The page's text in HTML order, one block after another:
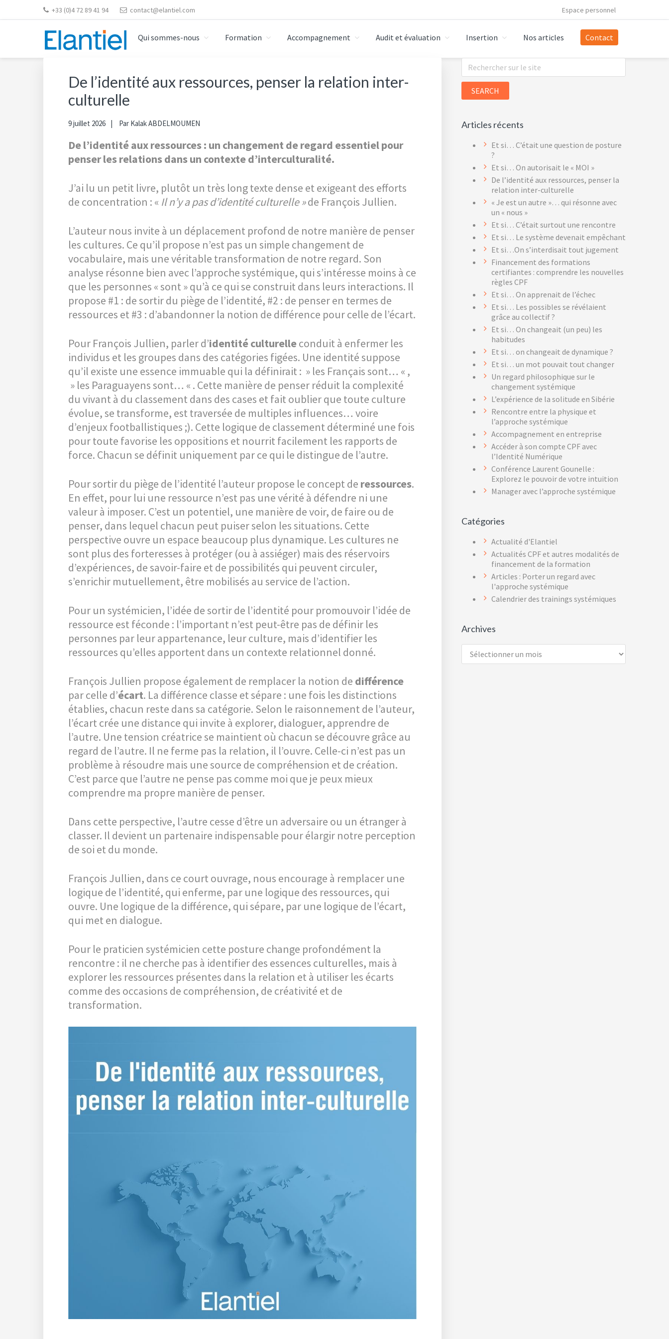
to
navigation
to
to
to
+33 (0)4 72 89 41 94 contact@elantiel.com Espace personnel
Qui sommes-nous Formation Accompagnement Audit et évaluation Insertion Nos articles Contact
De l’identité aux ressources, penser la relation inter-
culturelle
9 juillet 2026 Par Kalak ABDELMOUMEN
De l’identité aux ressources : un changement de regard essentiel pour
penser les relations dans un contexte d’interculturalité.
J’ai lu un petit livre, plutôt un très long texte dense et exigeant des efforts
de concentration : « Il n’y a pas d’identité culturelle »de François Jullien.
L’auteur nous invite à un déplacement profond de notre manière de penser
les cultures. Ce qu’il propose n’est pas un simple changement de
vocabulaire, mais une véritable transformation de notre regard. Son
analyse résonne bien avec l’approche systémique, qui s’intéresse moins à ce
que les personnes « sont » qu’à ce qui se construit dans leurs interactions. Il
propose #1 : de sortir du piège de l’identité, #2 : de penser en termes de
ressources et #3 : d’abandonner la notion de différence pour celle de l’écart.
Pour François Jullien, parler d’identité culturelleconduit à enfermer les
individus et les groupes dans des catégories figées. Une identité suppose
qu’il existe une essence immuable qui la définirait : » les Français sont… « ,
» les Paraguayens sont… « . Cette manière de penser réduit la complexité
du vivant à du classement dans des cases et fait oublier que toute culture
évolue, se transforme, est traversée de multiples influences… voire
d’enjeux footballistiques ;). Cette logique de classement déterminé une fois
pour toute favorise les oppositions et nourrit facilement les rapports de
force. Chacun se définit uniquement par ce qui le distingue de l’autre.
Pour sortir du piège de l’identité l’auteur propose le concept de ressources.
En effet, pour lui une ressource n’est pas une vérité à défendre ni une
valeur à imposer. C’est un potentiel, une manière de voir, de faire ou de
penser, dans lequel chacun peut puiser selon les situations. Cette
perspective ouvre un espace beaucoup plus dynamique. Les cultures ne
sont plus des forteresses à protéger (ou à assiéger) mais des réservoirs
d’expériences, de savoir-faire et de possibilités qui peuvent circuler,
s’enrichir mutuellement, être mobilisés au service de l’action.
Pour un systémicien, l’idée de sortir de l’identité pour promouvoir l’idée de
ressource est féconde : l’important n’est peut-être pas de définir les
personnes par leur appartenance, leur culture, mais d’identifier les
ressources qu’elles apportent dans un contexte relationnel donné.
François Jullien propose également de remplacer la notion de différence
par celle d’écart. La différence classe et sépare : une fois les distinctions
établies, chacun reste dans sa catégorie. Selon le raisonnement de l’auteur,
l’écart crée une distance qui invite à explorer, dialoguer, apprendre de
l’autre. Une tension créatrice se maintient où chacun se découvre grâce au
regard de l’autre. Il ne ferme pas la relation, il l’ouvre. Celle-ci n’est pas un
problème à résoudre mais une source de compréhension et de création.
C’est parce que l’autre ne pense pas comme moi que je peux mieux
comprendre ma propre manière de penser.
Dans cette perspective, l’autre cesse d’être un adversaire ou un étranger à
classer. Il devient un partenaire indispensable pour élargir notre perception
de soi et du monde.
François Jullien, dans ce court ouvrage, nous encourage à remplacer une
logique de l’identité, qui enferme, par une logique des ressources, qui
ouvre. Une logique de la différence, qui sépare, par une logique de l’écart,
qui met en dialogue.
Pour le praticien systémicien cette posture change profondément la
rencontre : il ne cherche pas à identifier des essences culturelles, mais à
explorer les ressources présentes dans la relation et à utiliser les écarts
comme des occasions de compréhension, de créativité et de
transformation.
Primary
Sidebar
Search
this
website
Articles récents
Et si… C’était une question de posture
?
Et si… On autorisait le « MOI »
De l’identité aux ressources, penser la
relation inter-culturelle
« Je est un autre »… qui résonne avec
un « nous »
Et si… C’était surtout une rencontre
Et si… Le système devenait empêchant
Et si…On s’interdisait tout jugement
Financement des formations
certifiantes : comprendre les nouvelles
règles CPF
Et si… On apprenait de l’échec
Et si… Les possibles se révélaient
grâce au collectif ?
Et si… On changeait (un peu) les
habitudes
Et si… on changeait de dynamique ?
Et si… un mot pouvait tout changer
Un regard philosophique sur le
changement systémique
L’expérience de la solitude en Sibérie
Rencontre entre la physique et
l’approche systémique
Accompagnement en entreprise
Accéder à son compte CPF avec
l’Identité Numérique
Conférence Laurent Gounelle :
Explorez le pouvoir de votre intuition
Manager avec l’approche systémique
Catégories
Actualité d'Elantiel
Actualités CPF et autres modalités de
financement de la formation
Articles : Porter un regard avec
l'approche systémique
Calendrier des trainings systémiques
Archives
Archives